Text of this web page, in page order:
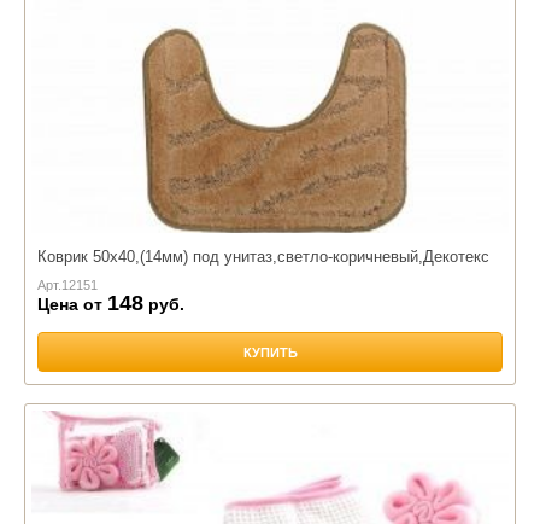
Коврик 50х40,(14мм) под унитаз,светло-коричневый,Декотекс
Арт.12151
Цена от 148 руб.
КУПИТЬ